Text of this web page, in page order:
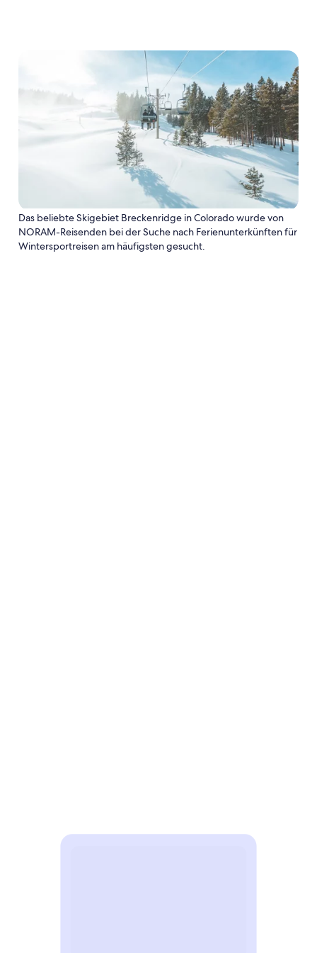
Das beliebte Skigebiet Breckenridge in Colorado wurde von
NORAM-Reisenden bei der Suche nach Ferienunterkünften für
Wintersportreisen am häufigsten gesucht.